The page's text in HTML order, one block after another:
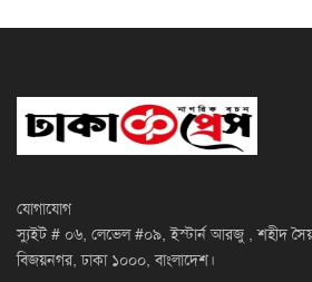
যোগাযোগ
স্যুইট # ০৬, লেভেল #০৯, ইস্টার্ন আরজু , শহীদ
বিজয়নগর, ঢাকা ১০০০, বাংলাদেশ।